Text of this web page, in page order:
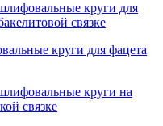
круги для
связке
круги для фацета
круги на
связке